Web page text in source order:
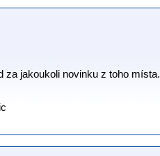
za jakoukoli novinku z toho místa.